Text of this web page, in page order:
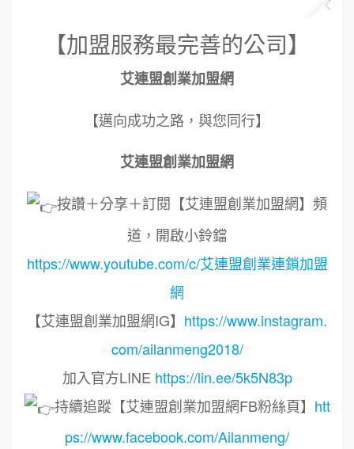
【加盟服務最完善的公司】
艾連盟創業加盟網
【邁向成功之路，與您同行】
艾連盟創業加盟網
按讚＋分享＋訂閱【艾連盟創業加盟網】頻
道，開啟小鈴鐺
https://www.youtube.com/c/艾連盟創業連鎖加盟
網
【艾連盟創業加盟網IG】 https://www.instagram.
com/ailanmeng2018/
加入官方LINE https://lin.ee/5k5N83p
持續追蹤【艾連盟創業加盟網FB粉絲頁】 htt
ps://www.facebook.com/Ailanmeng/